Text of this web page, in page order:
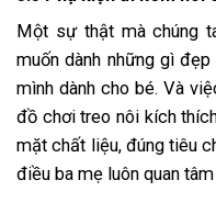
Một sự thật mà chúng
muốn dành những gì
mình dành cho bé. Và
đồ chơi treo nôi kích
mặt chất liệu, đúng tiêu
điều ba mẹ luôn quan tâm